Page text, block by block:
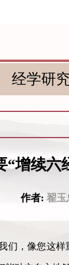
经学研
“增续六
作者: 翟玉
们，像您这